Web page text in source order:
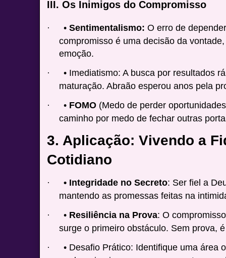
III. Os Inimigos do Compromisso
· •Sentimentalismo: O erro de
compromisso é uma decisão da
emoção.
·
• Imediatismo: A busca por resultados
maturação. Abraão esperou anos pela
· • FOMO (Medo de perder
caminho por medo de fechar outras
3. Aplicação: Vivendo a
Cotidiano
· • Integridade no Secreto: Ser fiel a
mantendo as promessas feitas na
· • Resiliência na Prova: O
surge o primeiro obstáculo. Sem prova,
·
• Desafio Prático: Identifique uma área